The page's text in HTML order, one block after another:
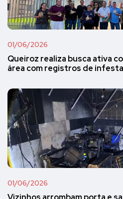
01/06/2026
Queiroz realiza busca ativa
área com registros de
01/06/2026